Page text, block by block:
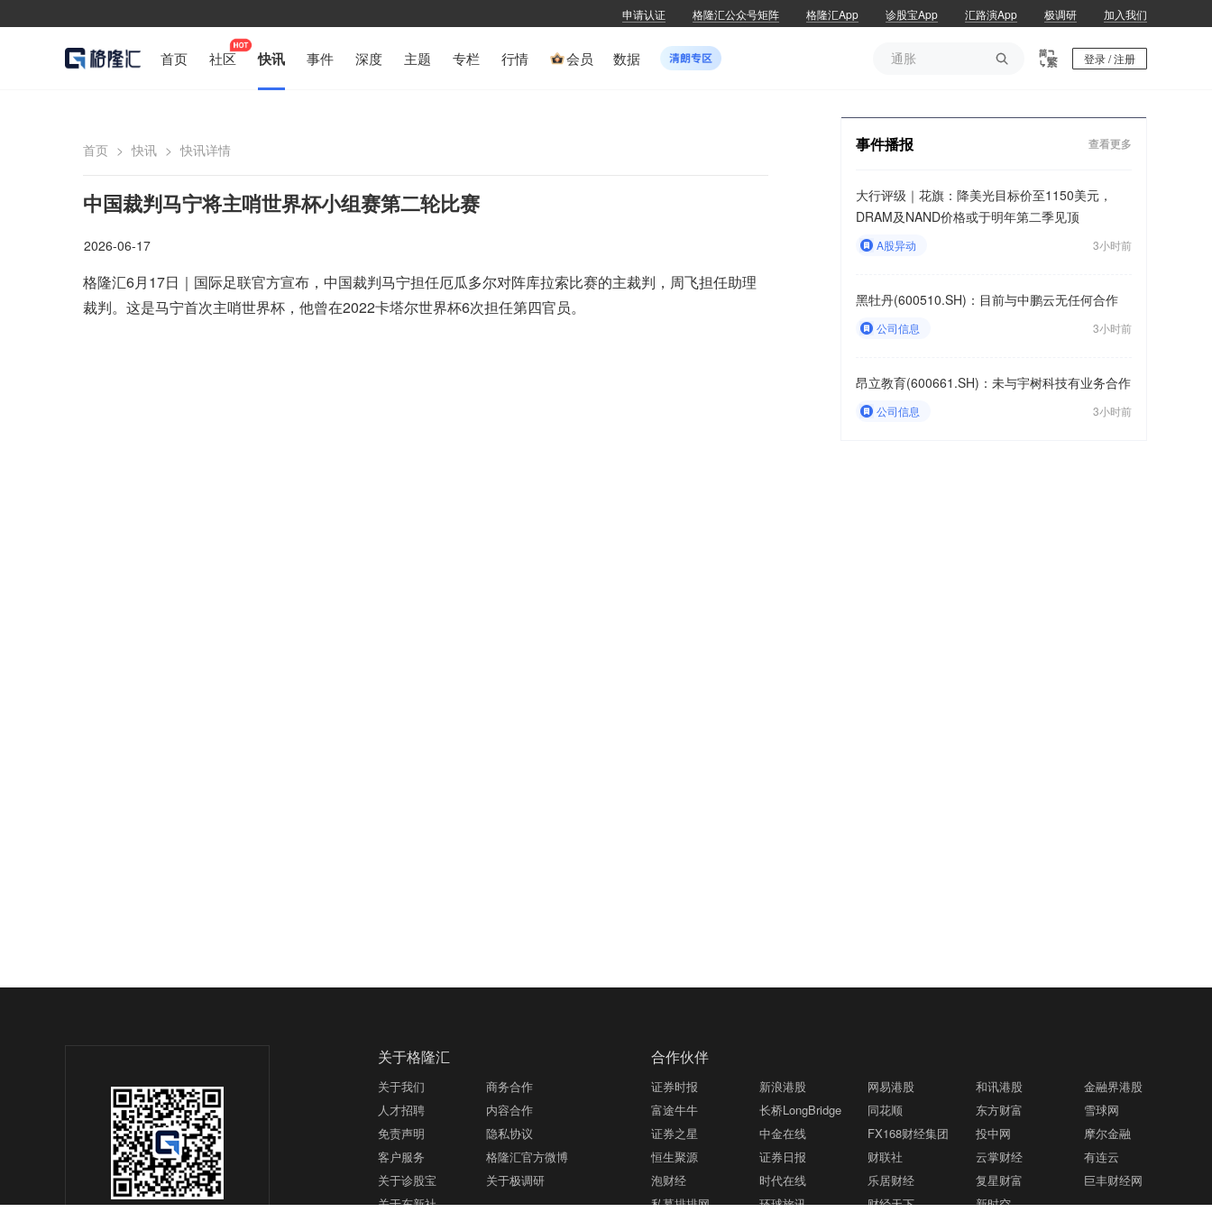
申请认证 格隆汇公众号矩阵 格隆汇App 诊股宝App 汇路演App 极调研 加入我们
首页 社区 快讯 事件 深度 主题 专栏 行情 会员 数据 
通胀
登录 / 注册
首页 > 快讯 > 快讯详情
中国裁判马宁将主哨世界杯小组赛第二轮比赛
2026-06-17
格隆汇6月17日｜国际足联官方宣布，中国裁判马宁担任厄瓜多尔对阵库拉索比赛的主裁判，周飞担任助理
裁判。这是马宁首次主哨世界杯，他曾在2022卡塔尔世界杯6次担任第四官员。
事件播报 查看更多
大行评级｜花旗：降美光目标价至1150美元，
DRAM及NAND价格或于明年第二季见顶
A股异动 3小时前
黑牡丹(600510.SH)：目前与中鹏云无任何合作
公司信息 3小时前
昂立教育(600661.SH)：未与宇树科技有业务合作
公司信息 3小时前
关于格隆汇
关于我们
商务合作
人才招聘
内容合作
免责声明
隐私协议
客户服务
格隆汇官方微博
关于诊股宝
关于极调研
关于东新社
合作伙伴
证券时报 新浪港股 网易港股 和讯港股
金融界港股
富途牛牛
长桥LongBridge 同花顺 东方财富
雪球网
证券之星
中金在线 FX168财经集团 投中网
摩尔金融
恒生聚源
证券日报 财联社 云掌财经
有连云
泡财经
时代在线 乐居财经 复星财富
巨丰财经网
私募排排网
环球旅讯 财经天下 新时空